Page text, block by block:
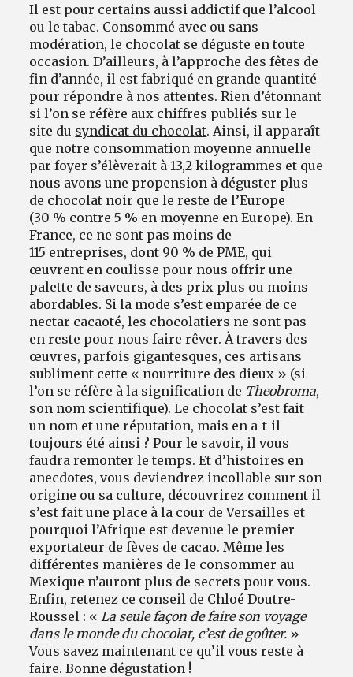
Il est pour certains aussi addictif que l’alcool
ou le tabac. Consommé avec ou sans
modération, le chocolat se déguste en toute
occasion. D’ailleurs, à l’approche des fêtes de
fin d’année, il est fabriqué en grande quantité
pour répondre à nos attentes. Rien d’étonnant
si l’on se réfère aux chiffres publiés sur le
site du syndicat du chocolat. Ainsi, il apparaît
que notre consommation moyenne annuelle
par foyer s’élèverait à 13,2 kilogrammes et que
nous avons une propension à déguster plus
de chocolat noir que le reste de l’Europe
(30 % contre 5 % en moyenne en Europe). En
France, ce ne sont pas moins de
115 entreprises, dont 90 % de PME, qui
œuvrent en coulisse pour nous offrir une
palette de saveurs, à des prix plus ou moins
abordables. Si la mode s’est emparée de ce
nectar cacaoté, les chocolatiers ne sont pas
en reste pour nous faire rêver. À travers des
œuvres, parfois gigantesques, ces artisans
subliment cette « nourriture des dieux » (si
l’on se réfère à la signification de Theobroma,
son nom scientifique). Le chocolat s’est fait
un nom et une réputation, mais en a-t-il
toujours été ainsi ? Pour le savoir, il vous
faudra remonter le temps. Et d’histoires en
anecdotes, vous deviendrez incollable sur son
origine ou sa culture, découvrirez comment il
s’est fait une place à la cour de Versailles et
pourquoi l’Afrique est devenue le premier
exportateur de fèves de cacao. Même les
différentes manières de le consommer au
Mexique n’auront plus de secrets pour vous.
Enfin, retenez ce conseil de Chloé Doutre-
Roussel : « La seule façon de faire son voyage
dans le monde du chocolat, c’est de goûter. »
Vous savez maintenant ce qu’il vous reste à
faire. Bonne dégustation !